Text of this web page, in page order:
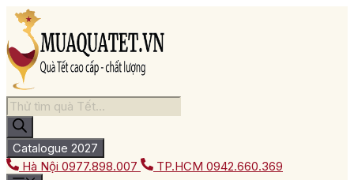
Chuyển
đến
nội
dung
Tìm
kiếm
sản
phẩm
Catalogue 2027
Hà Nội 0977.898.007 TP.HCM 0942.660.369